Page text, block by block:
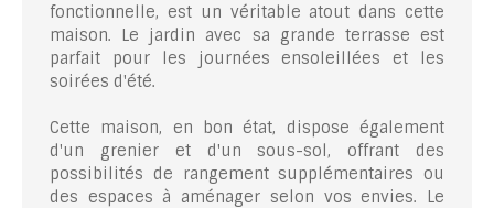
fonctionnelle, est un véritable atout dans cette
maison. Le jardin avec sa grande terrasse est
parfait pour les journées ensoleillées et les
soirées d'été.
Cette maison, en bon état, dispose également
d'un grenier et d'un sous-sol, offrant des
possibilités de rangement supplémentaires ou
des espaces à aménager selon vos envies. Le